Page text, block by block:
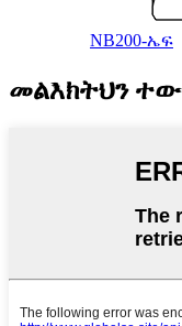
NB200-ኤፍ
መልእክትህን ተው